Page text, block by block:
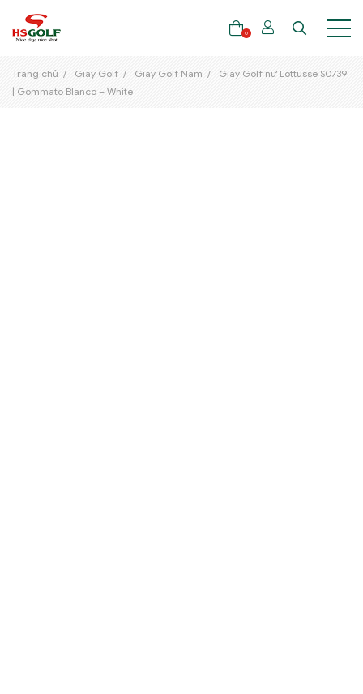
0
Trang chủ Giày Golf Giày Golf Nam
Giày Golf nữ Lottusse S0739
| Gommato Blanco – White